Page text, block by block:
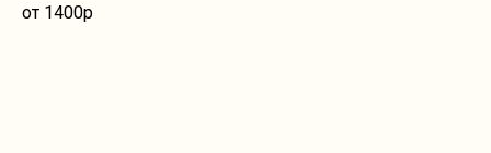
от 1400р